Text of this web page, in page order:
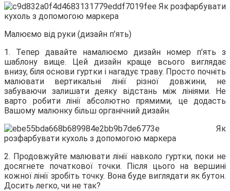
Малюємо від руки (дизайн п’ять)
1. Тепер давайте намалюємо дизайн номер п’ять з
шаблону вище. Цей дизайн краще всього виглядає
внизу, біля основи гуртки і нагадує траву. Просто почніть
малювати вертикальні лінії різної довжини, не
забуваючи залишати деяку відстань між лініями. Не
варто робити лінії абсолютно прямими, це додасть
Вашому малюнку більш органічний дизайн.
2. Продовжуйте малювати лінії навколо гуртки, поки не
досягнете початкової точки. Після цього на вершині
кожної лінії зробіть точку. Вона буде виглядати як бутон.
Досить легко, чи не так?